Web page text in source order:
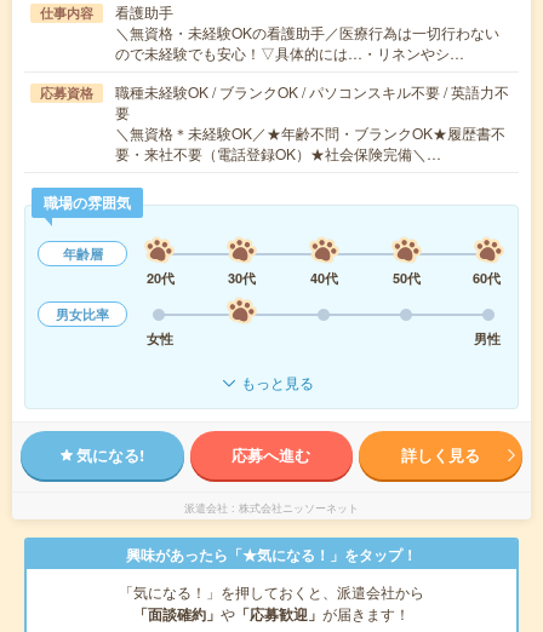
仕事内容
看護助手
＼無資格・未経験OKの看護助手／医療行為は一切行わない
ので未経験でも安心！▽具体的には…・リネンやシ…
応募資格
職種未経験OK / ブランクOK / パソコンスキル不要 / 英語力不
要
＼無資格＊未経験OK／★年齢不問・ブランクOK★履歴書不
要・来社不要（電話登録OK）★社会保険完備＼…
職場の雰囲気
年齢層
20代
30代 40代 50代
60代
男女比率
女性
男性
もっと見る
気になる! 応募へ進む 詳しく見る
派遣会社 株式会社ニッソーネット
興味があったら「★気になる！」をタップ！
「気になる！」を押しておくと、派遣会社から
「面談確約」 や 「応募歓迎」 が届きます！